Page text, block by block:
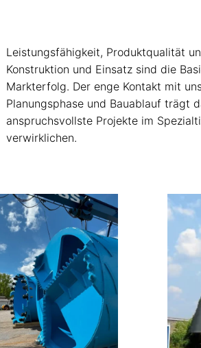
Leistungsfähigkeit, Produktqualität
Konstruktion und Einsatz sind die
Markterfolg. Der enge Kontakt mit
Planungsphase und Bauablauf trägt
anspruchsvollste Projekte im
verwirklichen.